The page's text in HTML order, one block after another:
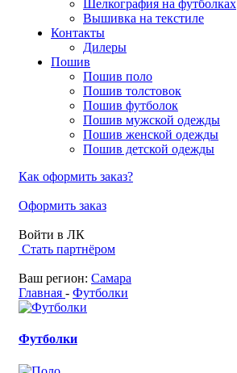
Шелкография на футболках
Вышивка на текстиле
Контакты
Дилеры
Пошив
Пошив поло
Пошив толстовок
Пошив футболок
Пошив мужской одежды
Пошив женской одежды
Пошив детской одежды
Как оформить заказ?
Оформить заказ
Войти в ЛК
Стать партнёром
Ваш регион: Самара
Главная - Футболки
Футболки